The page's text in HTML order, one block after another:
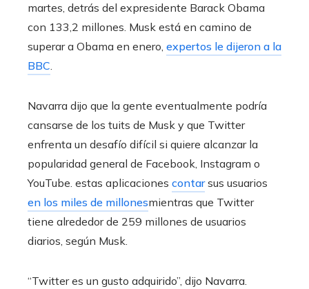
martes, detrás del expresidente Barack Obama
con 133,2 millones. Musk está en camino de
superar a Obama en enero, expertos le dijeron a la
BBC.
Navarra dijo que la gente eventualmente podría
cansarse de los tuits de Musk y que Twitter
enfrenta un desafío difícil si quiere alcanzar la
popularidad general de Facebook, Instagram o
YouTube. estas aplicaciones contarsus usuarios
en los miles de millonesmientras que Twitter
tiene alrededor de 259 millones de usuarios
diarios, según Musk.
“Twitter es un gusto adquirido”, dijo Navarra.